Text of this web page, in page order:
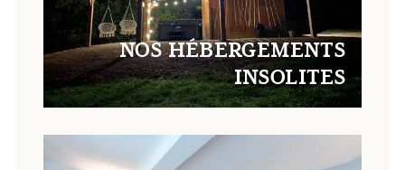
NOS HÉBERGEMENTS
INSOLITES